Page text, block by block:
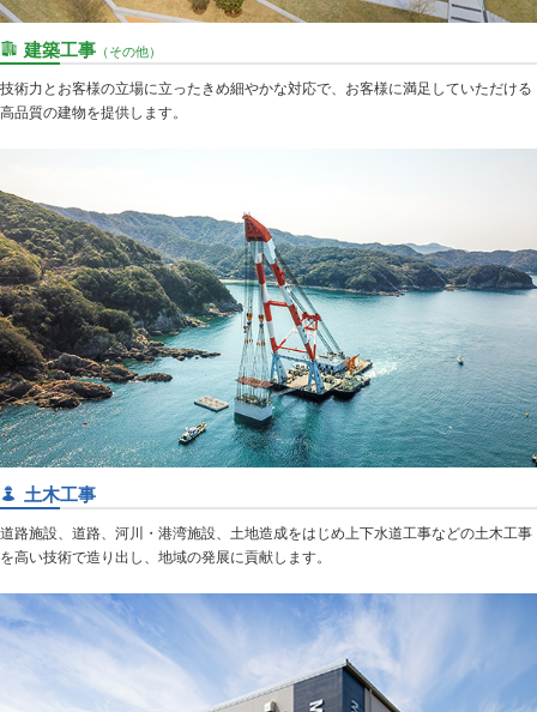
建築工事 （その他）
技術力とお客様の立場に立ったきめ細やかな対応で、お客様に満足していただける
高品質の建物を提供します。
土木工事
道路施設、道路、河川・港湾施設、土地造成をはじめ上下水道工事などの土木工事
を高い技術で造り出し、地域の発展に貢献します。